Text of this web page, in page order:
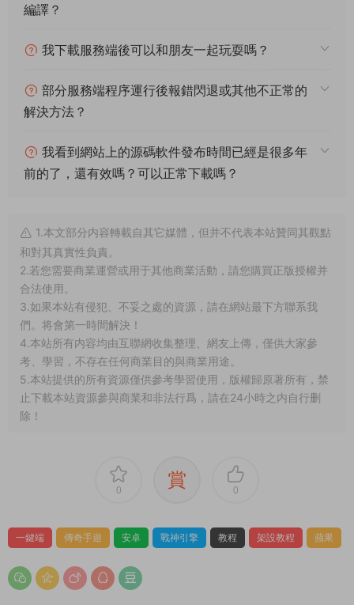
編譯？
我下載服務端後可以和朋友一起玩耍嗎？
部分服務端程序運行後報錯閃退或其他不正常的
解決方法？
我看到網站上的源碼軟件發布時間已經是很多年
前的了，還有效嗎？可以正常下載嗎？
1.本文部分内容轉載自其它媒體，但并不代表本站贊同其觀點
和對其真實性負責。
2.若您需要商業運營或用于其他商業活動，請您購買正版授權并
合法使用。
3.如果本站有侵犯、不妥之處的資源，請在網站最下方聯系我
們。将會第一時間解決！
4.本站所有内容均由互聯網收集整理、網友上傳，僅供大家參
考、學習，不存在任何商業目的與商業用途。
5.本站提供的所有資源僅供參考學習使用，版權歸原著所有，禁
止下載本站資源參與商業和非法行爲，請在24小時之内自行删
除！
0 賞 0
一鍵端 傳奇手遊 安卓 戰神引擎 教程 架設教程 蘋果